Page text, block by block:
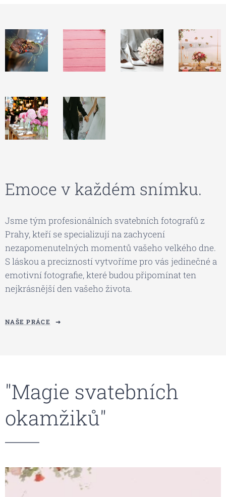
Emoce v každém snímku.
Jsme tým profesionálních svatebních fotografů z
Prahy, kteří se specializují na zachycení
nezapomenutelných momentů vašeho velkého dne.
S láskou a precizností vytvoříme pro vás jedinečné a
emotivní fotografie, které budou připomínat ten
nejkrásnější den vašeho života.
NAŠE PRÁCE
"Magie svatebních
okamžiků"